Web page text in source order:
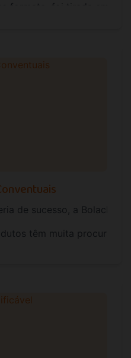
formato, foi tirada em
de sucesso, a Bolacha
têm muita procura,